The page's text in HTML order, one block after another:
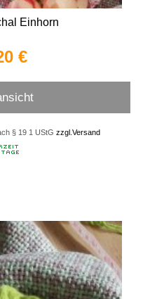
Einhorn
€
§ 19 1 UStGzzgl.Versand